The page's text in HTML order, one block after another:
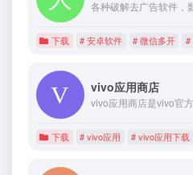
下载 # 安卓软件 # 微信多开 #
vivo应用商店
下载 # vivo应用 # vivo应用下载